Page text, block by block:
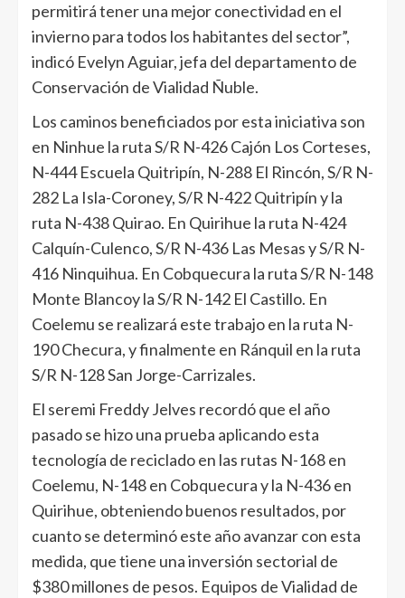
permitirá tener una mejor conectividad en el
invierno para todos los habitantes del sector”,
indicó Evelyn Aguiar, jefa del departamento de
Conservación de Vialidad Ñuble.
Los caminos beneficiados por esta iniciativa son
en Ninhue la ruta S/R N-426 Cajón Los Corteses,
N-444 Escuela Quitripín, N-288 El Rincón, S/R N-
282 La Isla-Coroney, S/R N-422 Quitripín y la
ruta N-438 Quirao. En Quirihue la ruta N-424
Calquín-Culenco, S/R N-436 Las Mesas y S/R N-
416 Ninquihua. En Cobquecura la ruta S/R N-148
Monte Blancoy la S/R N-142 El Castillo. En
Coelemu se realizará este trabajo en la ruta N-
190 Checura, y finalmente en Ránquil en la ruta
S/R N-128 San Jorge-Carrizales.
El seremi Freddy Jelves recordó que el año
pasado se hizo una prueba aplicando esta
tecnología de reciclado en las rutas N-168 en
Coelemu, N-148 en Cobquecura y la N-436 en
Quirihue, obteniendo buenos resultados, por
cuanto se determinó este año avanzar con esta
medida, que tiene una inversión sectorial de
$380 millones de pesos. Equipos de Vialidad de